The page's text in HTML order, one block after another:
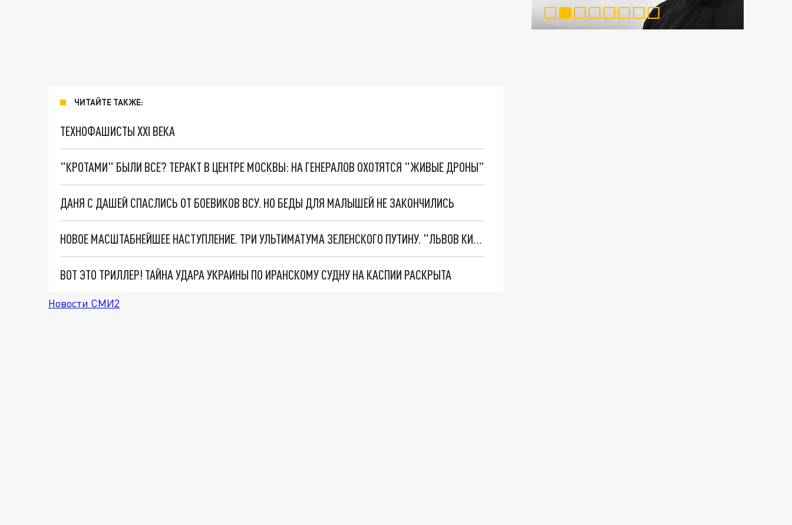
ЧИТАЙТЕ ТАКЖЕ:
ТЕХНОФАШИСТЫ XXI ВЕКА
"КРОТАМИ" БЫЛИ ВСЕ? ТЕРАКТ В ЦЕНТРЕ МОСКВЫ: НА ГЕНЕРАЛОВ ОХОТЯТСЯ "ЖИВЫЕ ДРОНЫ"
ДАНЯ С ДАШЕЙ СПАСЛИСЬ ОТ БОЕВИКОВ ВСУ. НО БЕДЫ ДЛЯ МАЛЫШЕЙ НЕ ЗАКОНЧИЛИСЬ
НОВОЕ МАСШТАБНЕЙШЕЕ НАСТУПЛЕНИЕ. ТРИ УЛЬТИМАТУМА ЗЕЛЕНСКОГО ПУТИНУ. "ЛЬВОВ КИМА" ПОСТАВЯТ НА ПВО? ГЛОБАЛЬНЫЙ ПРОРЫВ ПОД ЗАПОРОЖЬЕМ
ВОТ ЭТО ТРИЛЛЕР! ТАЙНА УДАРА УКРАИНЫ ПО ИРАНСКОМУ СУДНУ НА КАСПИИ РАСКРЫТА
Новости СМИ2